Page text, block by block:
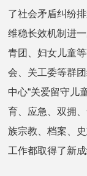
了社会矛盾纠纷
维稳长效机制进
青团、妇女儿童
会、关工委等群
中心“关爱留守儿
育、应急、双拥
族宗教、档案、
工作都取得了新成